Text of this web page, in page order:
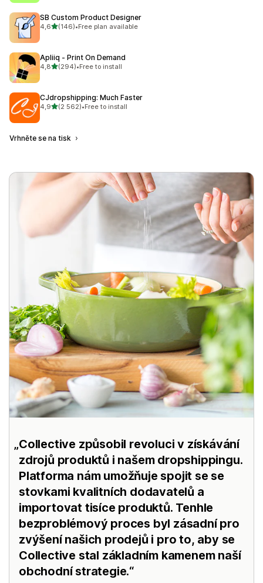
SB Custom Product Designer
4,6z 5 hvězd
(146)
Celkový počet recenzí: 146
•Free plan available
Apliiq ‑ Print On Demand
4,8z 5 hvězd
(294)
Celkový počet recenzí: 294
•Free to install
CJdropshipping: Much Faster
4,9z 5 hvězd
(2 562)
Celkový počet recenzí: 2562
•Free to install
Vrhněte se na tisk
Collective způsobil revoluci v získávání
zdrojů produktů i našem dropshippingu.
Platforma nám umožňuje spojit se se
stovkami kvalitních dodavatelů a
importovat tisíce produktů. Tenhle
bezproblémový proces byl zásadní pro
zvýšení našich prodejů i pro to, aby se
Collective stal základním kamenem naší
obchodní strategie.